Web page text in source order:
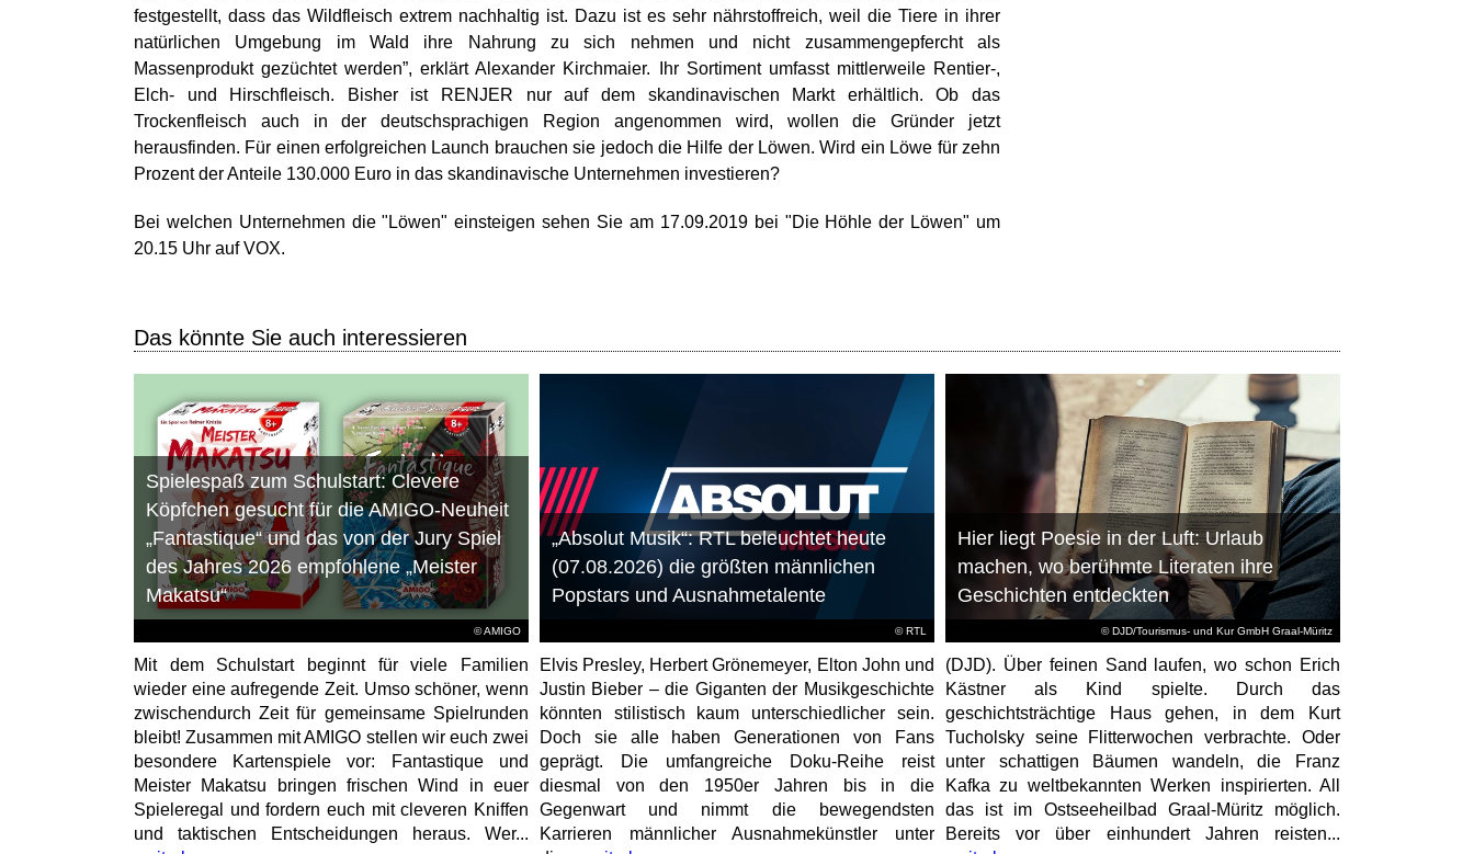
festgestellt, dass das Wildfleisch extrem nachhaltig ist. Dazu ist es sehr nährstoffreich, weil die Tiere in ihrer
natürlichen Umgebung im Wald ihre Nahrung zu sich nehmen und nicht zusammengepfercht als
Massenprodukt gezüchtet werden”, erklärt Alexander Kirchmaier. Ihr Sortiment umfasst mittlerweile Rentier-,
Elch- und Hirschfleisch. Bisher ist RENJER nur auf dem skandinavischen Markt erhältlich. Ob das
Trockenfleisch auch in der deutschsprachigen Region angenommen wird, wollen die Gründer jetzt
herausfinden. Für einen erfolgreichen Launch brauchen sie jedoch die Hilfe der Löwen. Wird ein Löwe für zehn
Prozent der Anteile 130.000 Euro in das skandinavische Unternehmen investieren?
Bei welchen Unternehmen die "Löwen" einsteigen sehen Sie am 17.09.2019 bei "Die Höhle der Löwen" um
20.15 Uhr auf VOX.
Das könnte Sie auch interessieren
© AMIGO
Spielespaß zum Schulstart: Clevere
Köpfchen gesucht für die AMIGO-Neuheit
„Fantastique“ und das von der Jury Spiel
des Jahres 2026 empfohlene „Meister
Makatsu“
Mit dem Schulstart beginnt für viele Familien
wieder eine aufregende Zeit. Umso schöner, wenn
zwischendurch Zeit für gemeinsame Spielrunden
bleibt! Zusammen mit AMIGO stellen wir euch zwei
besondere Kartenspiele vor: Fantastique und
Meister Makatsu bringen frischen Wind in euer
Spieleregal und fordern euch mit cleveren Kniffen
und taktischen Entscheidungen heraus. Wer...
©RTL
„Absolut Musik“: RTL beleuchtet heute
(07.08.2026) die größten männlichen
Popstars und Ausnahmetalente
Elvis Presley, Herbert Grönemeyer, Elton John und
Justin Bieber – die Giganten der Musikgeschichte
könnten stilistisch kaum unterschiedlicher sein.
Doch sie alle haben Generationen von Fans
geprägt. Die umfangreiche Doku-Reihe reist
diesmal von den 1950er Jahren bis in die
Gegenwart und nimmt die bewegendsten
Karrieren männlicher Ausnahmekünstler unter
© DJD/Tourismus- und Kur GmbH Graal-Müritz
Hier liegt Poesie in der Luft: Urlaub
machen, wo berühmte Literaten ihre
Geschichten entdeckten
(DJD). Über feinen Sand laufen, wo schon Erich
Kästner als Kind spielte. Durch das
geschichtsträchtige Haus gehen, in dem Kurt
Tucholsky seine Flitterwochen verbrachte. Oder
unter schattigen Bäumen wandeln, die Franz
Kafka zu weltbekannten Werken inspirierten. All
das ist im Ostseeheilbad Graal-Müritz möglich.
Bereits vor über einhundert Jahren reisten...